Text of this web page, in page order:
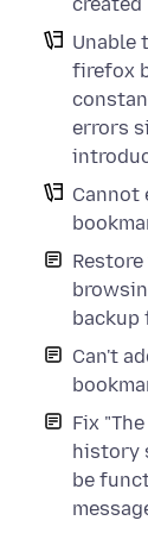
Unable
firefox
errors
Cannot
backup
Can't
Fix
history
be